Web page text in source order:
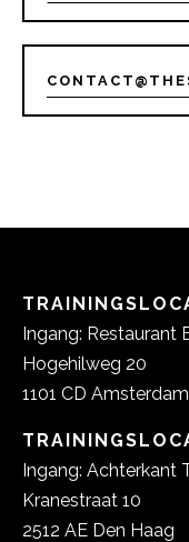
Ingang: Restaurant
Hogehilweg 20
1101 CD Amsterdam
Ingang: Achterkant
Kranestraat 10
2512 AE Den Haag